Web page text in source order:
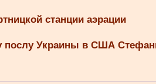
станции аэрации
послу Украины в США